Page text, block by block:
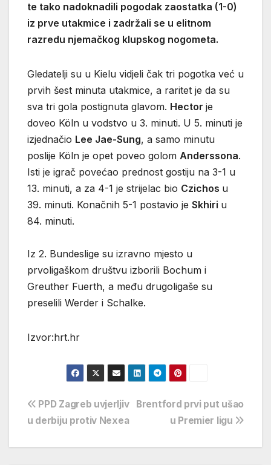
te tako nadoknadili pogodak zaostatka (1-0)
iz prve utakmice i zadržali se u elitnom
razredu njemačkog klupskog nogometa.
Gledatelji su u Kielu vidjeli čak tri pogotka već u
prvih šest minuta utakmice, a raritet je da su
sva tri gola postignuta glavom. Hector je
doveo Köln u vodstvo u 3. minuti. U 5. minuti je
izjednačio Lee Jae-Sung, a samo minutu
poslije Köln je opet poveo golom Anderssona.
Isti je igrač povećao prednost gostiju na 3-1 u
13. minuti, a za 4-1 je strijelac bio Czichos u
39. minuti. Konačnih 5-1 postavio je Skhiri u
84. minuti.
Iz 2. Bundeslige su izravno mjesto u
prvoligaškom društvu izborili Bochum i
Greuther Fuerth, a među drugoligaše su
preselili Werder i Schalke.
Izvor:hrt.hr
Navigacija
objava
Brentford prvi put ušao
u Premier ligu
PPD Zagreb uvjerljiv
u derbiju protiv Nexea